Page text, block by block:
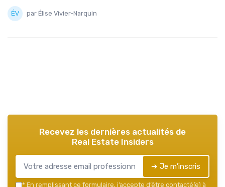
par Élise Vivier-Narquin
Recevez les dernières actualités de
Real Estate Insiders
➔ Je m'inscris
* En remplissant ce formulaire, j’accepte d’être contacté(e) à